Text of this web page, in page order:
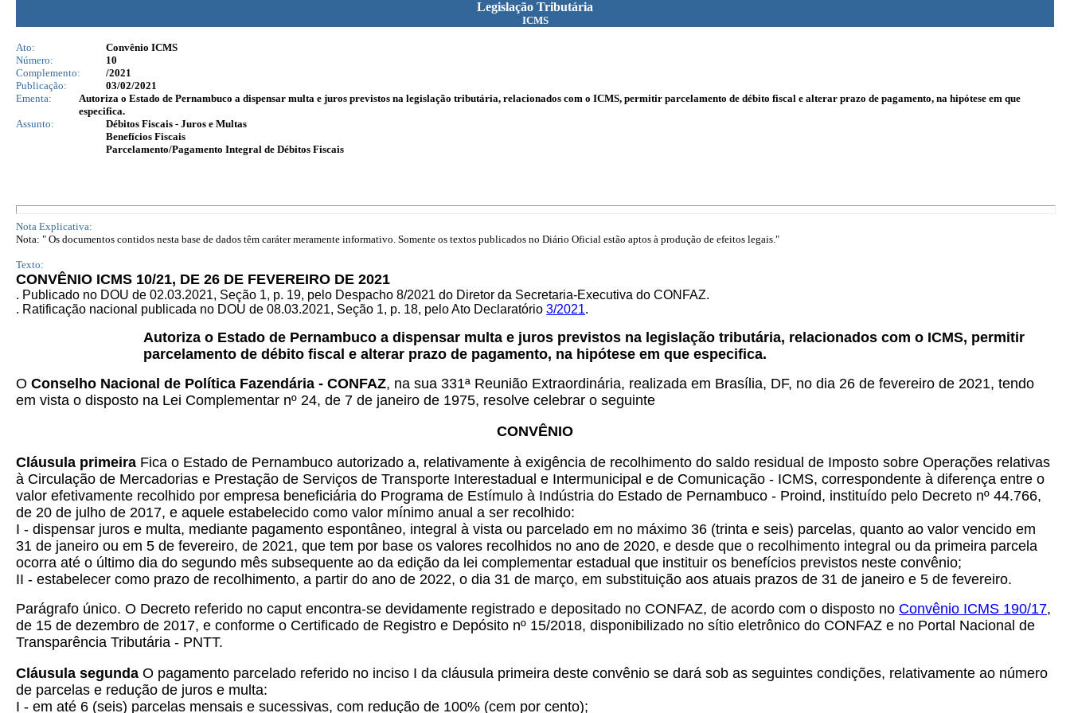
Legislação Tributária
ICMS
Ato:
Convênio ICMS
Número:
10
Complemento:
/2021
Publicação:
03/02/2021
Ementa:
Autoriza o Estado de Pernambuco a dispensar multa e juros previstos na legislação tributária, relacionados com o ICMS, permitir parcelamento de débito fiscal e alterar prazo de pagamento, na hipótese em que
especifica.
Assunto:
Débitos Fiscais - Juros e Multas
Benefícios Fiscais
Parcelamento/Pagamento Integral de Débitos Fiscais
Nota Explicativa:
Nota: " Os documentos contidos nesta base de dados têm caráter meramente informativo. Somente os textos publicados no Diário Oficial estão aptos à produção de efeitos legais."
Texto:
CONVÊNIO ICMS 10/21, DE 26 DE FEVEREIRO DE 2021
. Publicado no DOU de 02.03.2021, Seção 1, p. 19, pelo Despacho 8/2021 do Diretor da Secretaria-Executiva do CONFAZ.
. Ratificação nacional publicada no DOU de 08.03.2021, Seção 1, p. 18, pelo Ato Declaratório 3/2021.
Autoriza o Estado de Pernambuco a dispensar multa e juros previstos na legislação tributária, relacionados com o ICMS, permitir
parcelamento de débito fiscal e alterar prazo de pagamento, na hipótese em que especifica.
O Conselho Nacional de Política Fazendária - CONFAZ, na sua 331ª Reunião Extraordinária, realizada em Brasília, DF, no dia 26 de fevereiro de 2021, tendo
em vista o disposto na Lei Complementar nº 24, de 7 de janeiro de 1975, resolve celebrar o seguinte
CONVÊNIO
Cláusula primeira Fica o Estado de Pernambuco autorizado a, relativamente à exigência de recolhimento do saldo residual de Imposto sobre Operações relativas
à Circulação de Mercadorias e Prestação de Serviços de Transporte Interestadual e Intermunicipal e de Comunicação - ICMS, correspondente à diferença entre o
valor efetivamente recolhido por empresa beneficiária do Programa de Estímulo à Indústria do Estado de Pernambuco - Proind, instituído pelo Decreto nº 44.766,
de 20 de julho de 2017, e aquele estabelecido como valor mínimo anual a ser recolhido:
I - dispensar juros e multa, mediante pagamento espontâneo, integral à vista ou parcelado em no máximo 36 (trinta e seis) parcelas, quanto ao valor vencido em
31 de janeiro ou em 5 de fevereiro, de 2021, que tem por base os valores recolhidos no ano de 2020, e desde que o recolhimento integral ou da primeira parcela
ocorra até o último dia do segundo mês subsequente ao da edição da lei complementar estadual que instituir os benefícios previstos neste convênio;
II - estabelecer como prazo de recolhimento, a partir do ano de 2022, o dia 31 de março, em substituição aos atuais prazos de 31 de janeiro e 5 de fevereiro.
Parágrafo único. O Decreto referido no caput encontra-se devidamente registrado e depositado no CONFAZ, de acordo com o disposto no Convênio ICMS 190/17,
de 15 de dezembro de 2017, e conforme o Certificado de Registro e Depósito nº 15/2018, disponibilizado no sítio eletrônico do CONFAZ e no Portal Nacional de
Transparência Tributária - PNTT.
Cláusula segunda O pagamento parcelado referido no inciso I da cláusula primeira deste convênio se dará sob as seguintes condições, relativamente ao número
de parcelas e redução de juros e multa:
I - em até 6 (seis) parcelas mensais e sucessivas, com redução de 100% (cem por cento);